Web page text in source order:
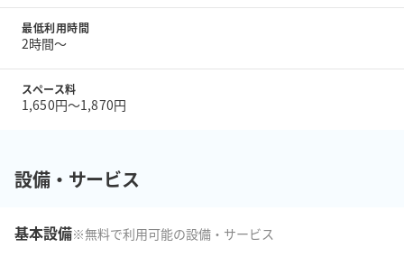
最低利用時間
2時間〜
スペース料
1,650円〜1,870円
設備・サービス
基本設備※無料で利用可能の設備・サービス